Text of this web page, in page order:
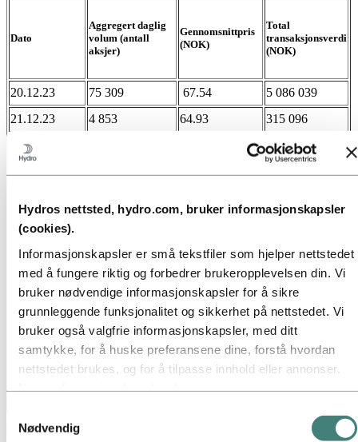
Hydros nettsted, hydro.com, bruker informasjonskapsler
(cookies).
Informasjonskapsler er små tekstfiler som hjelper nettstedet
med å fungere riktig og forbedrer brukeropplevelsen din. Vi
bruker nødvendige informasjonskapsler for å sikre
grunnleggende funksjonalitet og sikkerhet på nettstedet. Vi
bruker også valgfrie informasjonskapsler, med ditt
samtykke, for å huske preferansene dine, forstå hvordan
nettstedet brukes, og for å tilpasse innhold eller annonser.
analyse eller annonsering. Disse tredjepartene kan
Nødvendig
Dato
Aggregert daglig
volum (antall
aksjer)
Gennomsnittpris
(NOK)
Total
transaksjonsverdi
(NOK)
20.12.23 75 309 67.54
5 086 039
21.12.23
4 853 64.93
315 096
22.12.23
337 370
25.12.23
-
Tidligere
transaksjoner
Totalt
offentliggjorte
tilbakekjøp
under
13 970 498 62.37 871 290 807
I forkant av tilbakekjøpsprogrammet eide Norsk Hydro totalt 15 096